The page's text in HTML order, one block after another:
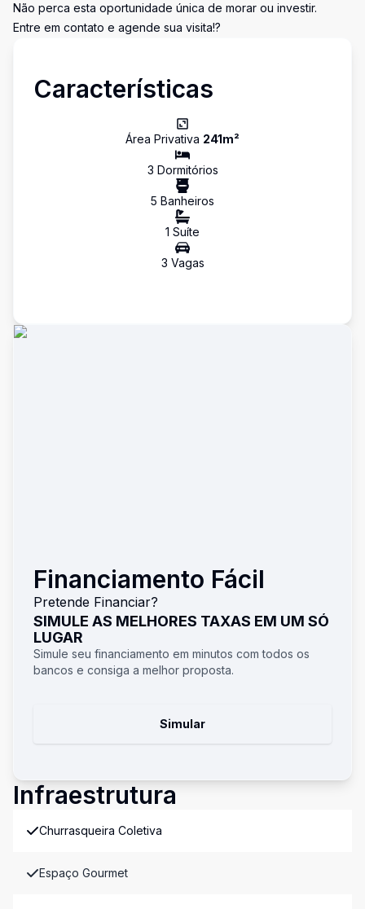
Não perca esta oportunidade única de morar ou investir.
Entre em contato e agende sua visita!?
Características
Área Privativa 241m²
3 Dormitórios
5 Banheiros
1 Suíte
3 Vagas
Financiamento Fácil
Pretende Financiar?
SIMULE AS MELHORES TAXAS EM UM SÓ
LUGAR
Simule seu financiamento em minutos com todos os
bancos e consiga a melhor proposta.
Simular
Infraestrutura
Churrasqueira Coletiva
Espaço Gourmet